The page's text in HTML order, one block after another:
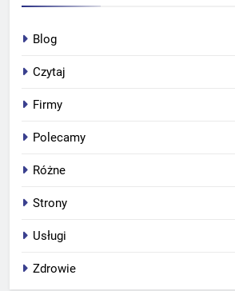
Blog
Czytaj
Firmy
Polecamy
Różne
Strony
Usługi
Zdrowie